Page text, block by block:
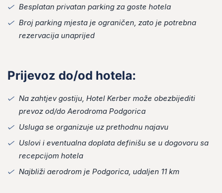
Besplatan privatan parking za goste hotela
Broj parking mjesta je ograničen, zato je potrebna
rezervacija unaprijed
Prijevoz do/od hotela:
Na zahtjev gostiju, Hotel Kerber može obezbijediti
prevoz od/do Aerodroma Podgorica
Usluga se organizuje uz prethodnu najavu
Uslovi i eventualna doplata definišu se u dogovoru sa
recepcijom hotela
Najbliži aerodrom je Podgorica, udaljen 11 km